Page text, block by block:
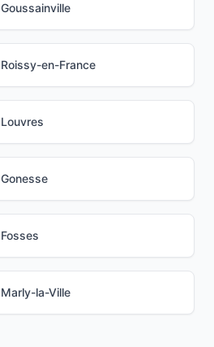
Goussainville
Roissy-en-France
Louvres
Gonesse
Fosses
Marly-la-Ville